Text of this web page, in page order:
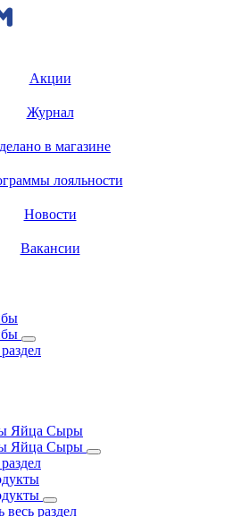
Акции
Журнал
в магазине
лояльности
Новости
Вакансии
Яйца Сыры
Яйца Сыры
весь раздел